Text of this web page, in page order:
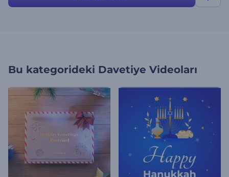
Bu kategorideki Davetiye Videoları